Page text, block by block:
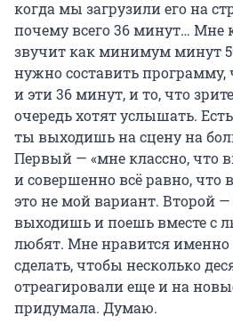
когда мы загрузили его на
почему всего36 минут… Мне
звучит как минимумминут
нужно составить программу,
и эти36 минут, и то, что
очередь хотят услышать.
ты выходишь на сцену на
Первый — «мне классно, что
и совершенно всё равно, что
это не мой вариант. Второй
выходишь и поешь вместе с
любят. Мне нравится именно
сделать, чтобы несколько
отреагировали еще и на
придумала. Думаю.